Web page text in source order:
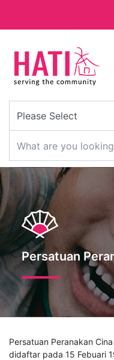
Persatuan
Persatuan Peranakan
didaftar pada 15 Febuari